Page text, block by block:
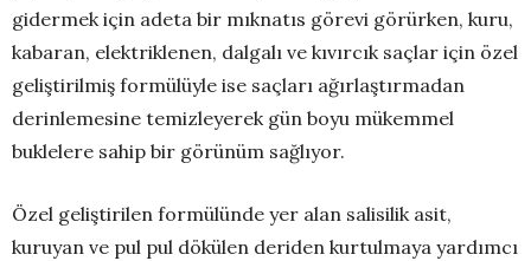
gidermek için adeta bir mıknatıs görevi görürken, kuru,
kabaran, elektriklenen, dalgalı ve kıvırcık saçlar için özel
geliştirilmiş formülüyle ise saçları ağırlaştırmadan
derinlemesine temizleyerek gün boyu mükemmel
buklelere sahip bir görünüm sağlıyor.
Özel geliştirilen formülünde yer alan salisilik asit,
kuruyan ve pul pul dökülen deriden kurtulmaya yardımcı